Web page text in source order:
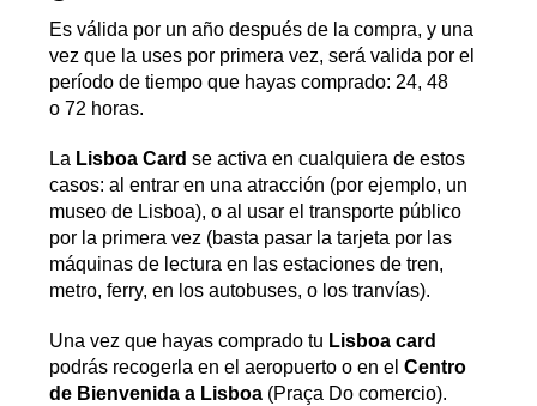
Es válida por un año después de la compra, y una
vez que la uses por primera vez, será valida por el
período de tiempo que hayas comprado: 24, 48
o 72 horas.
La Lisboa Card se activa en cualquiera de estos
casos: al entrar en una atracción (por ejemplo, un
museo de Lisboa), o al usar el transporte público
por la primera vez (basta pasar la tarjeta por las
máquinas de lectura en las estaciones de tren,
metro, ferry, en los autobuses, o los tranvías).
Una vez que hayas comprado tu Lisboa card
podrás recogerla en el aeropuerto o en elCentro
de Bienvenida a Lisboa (Praça Do comercio).